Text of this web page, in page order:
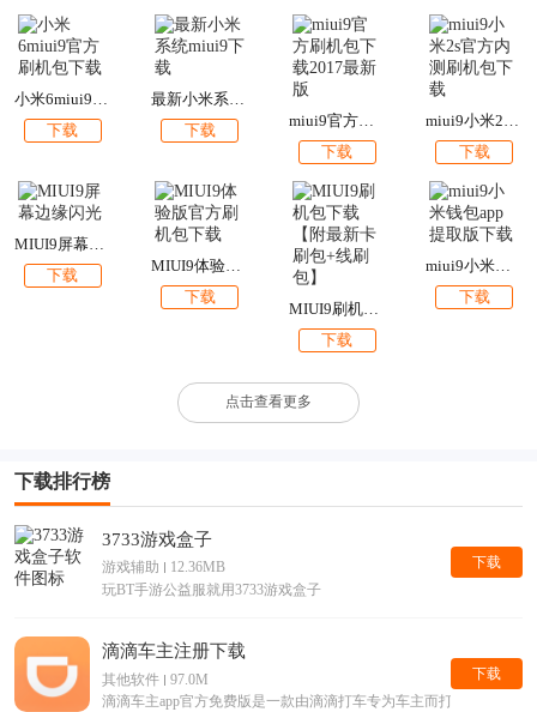
米Note5A、红米5A、红米Note4X高通版、小米Note顶配版、小
米4s/4c。有你的机型吗？如果有的话就快来下载吧！本站提供各
个手机型号的miui9官方安装包下载。比如小米5miui9稳定版下
载、米6miui9稳定版官方刷机包下载等。
下载
下载
miui9官方刷机包下载2017最新版
下载
下载
下载
下载
MIUI9刷机包下载【附最新卡刷包+线刷包】
下载
下载
点击查看更多
下载排行榜
3733游戏盒子
游戏辅助
12.36MB
玩BT手游公益服就用3733游戏盒子
下载
滴滴车主注册下载
其他软件
97.0M
滴滴车主app官方免费版是一款由滴滴打车专为车主而打造的手机
下载